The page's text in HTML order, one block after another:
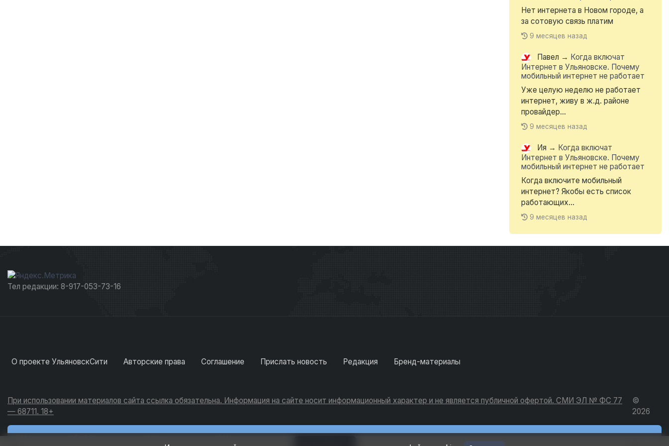
Нет интернета в Новом городе, а
за сотовую связь платим
9 месяцев назад
Павел → Когда включат
Интернет в Ульяновске. Почему
мобильный интернет не работает
Уже целую неделю не работает
интернет, живу в ж.д. районе
провайдер...
9 месяцев назад
Ия → Когда включат
Интернет в Ульяновске. Почему
мобильный интернет не работает
Когда включите мобильный
интернет? Якобы есть список
работающих...
9 месяцев назад
Тел редакции: 8-917-053-73-16
О проекте УльяновскСити Авторские права Соглашение Прислать новость Редакция Бренд-материалы
При использовании материалов сайта ссылка обязательна. Информация на сайте носит информационный характер и не является публичной офертой. СМИ ЭЛ № ФС 77
— 68711. 18+
©
2026